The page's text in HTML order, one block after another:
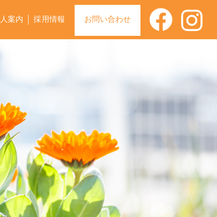
お問い合わせ
案内 採用情報